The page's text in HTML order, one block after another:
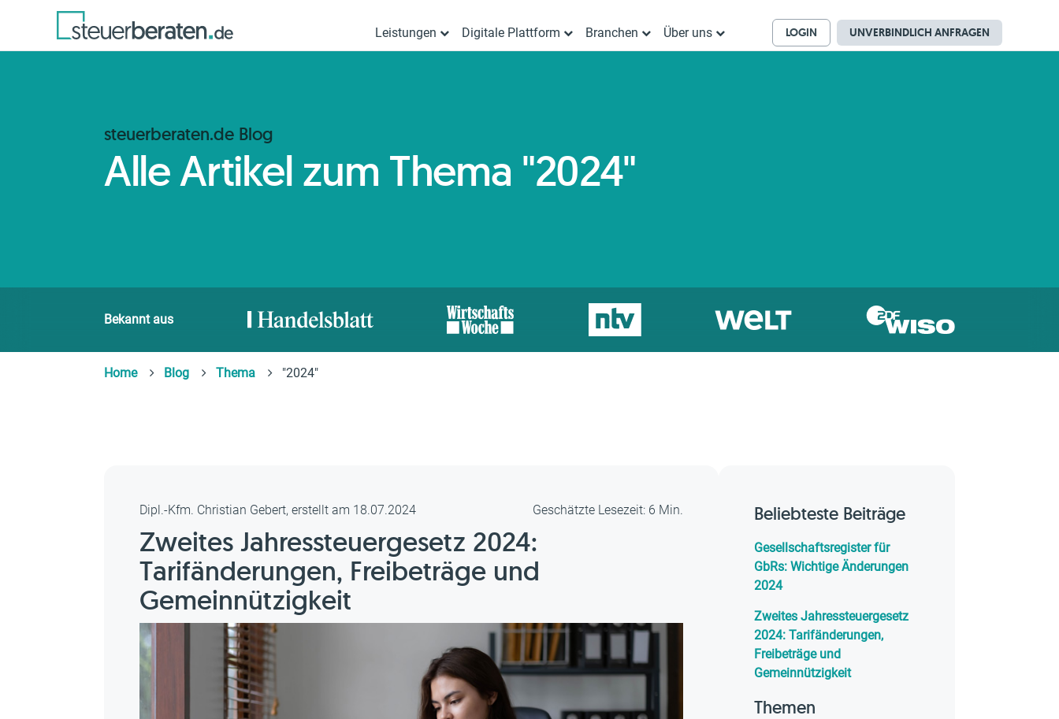
Leistungen Digitale Plattform Branchen Über uns LOGIN UNVERBINDLICH ANFRAGEN
steuerberaten.de Blog
Alle Artikel zum Thema "2024"
Bekannt aus
Home Blog Thema "2024"
Dipl.-Kfm. Christian Gebert, erstellt am 18.07.2024 Geschätzte Lesezeit: 6 Min.
Zweites Jahressteuergesetz 2024:
Tarifänderungen, Freibeträge und
Gemeinnützigkeit
Beliebteste Beiträge
Gesellschaftsregister für
GbRs: Wichtige Änderungen
2024
Zweites Jahressteuergesetz
2024: Tarifänderungen,
Freibeträge und
Gemeinnützigkeit
Themen